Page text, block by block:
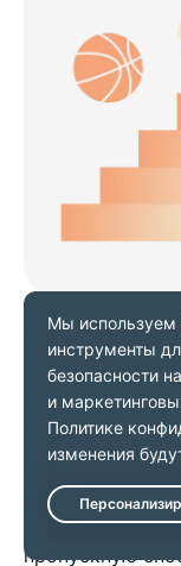
Работа в
помех
Устали от
онлайн на
провайдеры
пропускную